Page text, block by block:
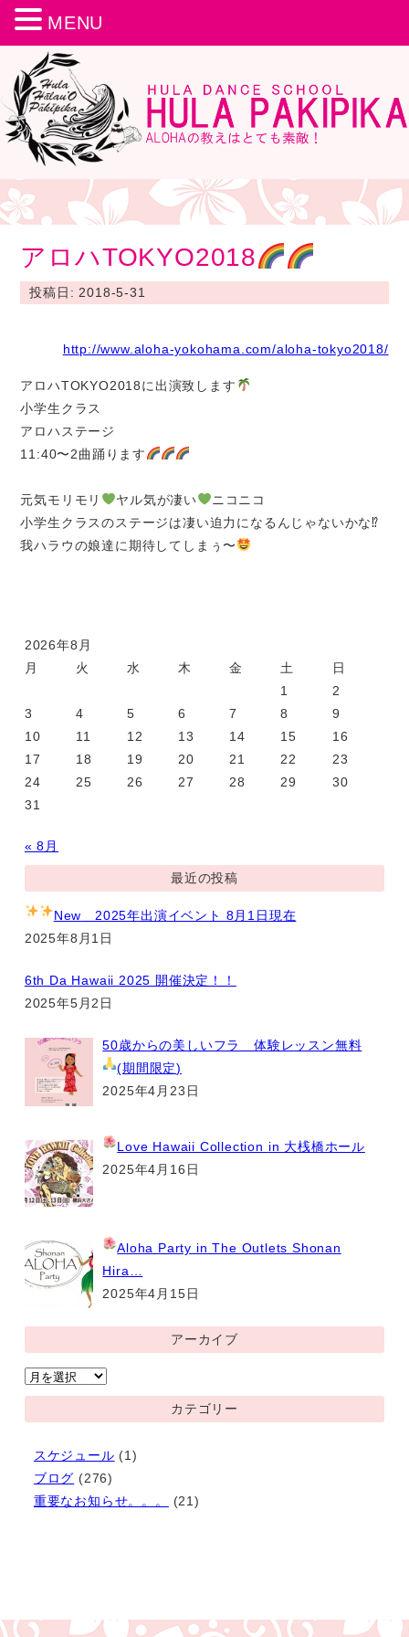
アロハTOKYO2018
投稿日: 2018-5-31
http://www.aloha-yokohama.com/aloha-tokyo2018/
アロハTOKYO2018に出演致します
小学生クラス
アロハステージ
11:40〜2曲踊ります
元気モリモリ ヤル気が凄い
ニコニコ
小学生クラスのステージは凄い迫力になるんじゃないかな⁉
我ハラウの娘達に期待してしまぅ〜
2026年8月
月
火 水 木 金 土
日
1
2
3
4 5 6 7 8
9
10
11 12 13 14 15
16
17
18 19 20 21 22
23
24
25 26 27 28 29
30
31
« 8月
最近の投稿
New 2025年出演イベント 8月1日現在
2025年8月1日
6th Da Hawaii 2025 開催決定！！
2025年5月2日
50歳からの美しいフラ 体験レッスン無料
(期間限定)
2025年4月23日
Love Hawaii Collection in 大桟橋ホール
2025年4月16日
Aloha Party in The Outlets Shonan
Hira…
2025年4月15日
アーカイブ
ア
ー
カ
カテゴリー
スケジュール (1)
ブログ (276)
重要なお知らせ。。。
(21)
MENU